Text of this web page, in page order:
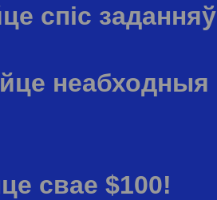
спіс заданняў
неабходныя
свае $100!